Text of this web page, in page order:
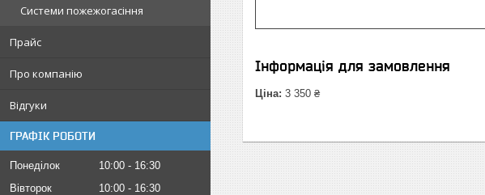
Системи пожежогасіння
Прайс
Про компанію
Відгуки
ГРАФІК РОБОТИ
Понеділок 10:00
16:30
Вівторок
10:00
16:30
Інформація для замовлення
Ціна: 3 350 ₴